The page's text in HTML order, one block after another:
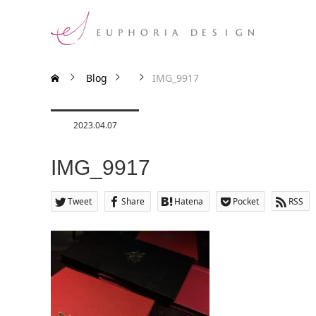
Blog IMG_9917
2023.04.07
IMG_9917
Tweet Share Hatena Pocket RSS